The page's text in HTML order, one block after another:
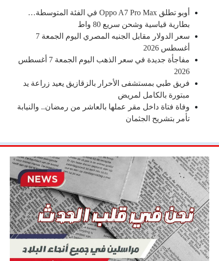
أوبو تطلق Oppo A7 Pro Max في الفئة المتوسطة…
بطارية قياسية وشحن سريع 80 واط
سعر الدولار مقابل الجنيه المصري اليوم الجمعة 7
أغسطس 2026
مفاجأة جديدة في سعر الذهب اليوم الجمعة 7 أغسطس
2026
فريق طبي بمستشفى الأحرار بالزقازيق يعيد زراعة يد
مبتورة بالكامل لمريض
وفاة فتاة داخل مقر عملها بالعاشر من رمضان.. والنيابة
تأمر بتشريح الجثمان